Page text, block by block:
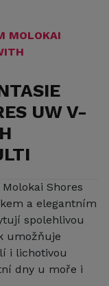
MOLOKAI
UW V-
Shores
a elegantním
spolehlivou
umožňuje
i lichotivou
dny u moře i